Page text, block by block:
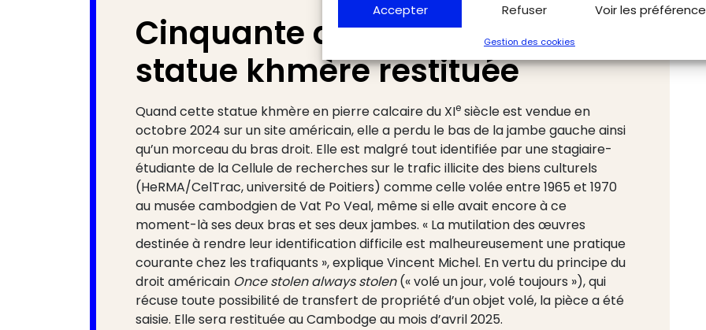
Accepter Refuser Voir les
Gestion des cookies
Cinquante ans après, une
statue khmère restituée
Quand cette statue khmère en pierre calcaire du XIe siècle est vendue en
octobre 2024 sur un site américain, elle a perdu le bas de la jambe gauche ainsi
qu’un morceau du bras droit. Elle est malgré tout identifiée par une stagiaire-
étudiante de la Cellule de recherches sur le trafic illicite des biens culturels
(HeRMA/CelTrac, université de Poitiers) comme celle volée entre 1965 et 1970
au musée cambodgien de Vat Po Veal, même si elle avait encore à ce
moment-là ses deux bras et ses deux jambes. « La mutilation des œuvres
destinée à rendre leur identification difficile est malheureusement une pratique
courante chez les trafiquants », explique Vincent Michel. En vertu du principe du
droit américain Once stolen always stolen(« volé un jour, volé toujours »), qui
récuse toute possibilité de transfert de propriété d’un objet volé, la pièce a été
saisie. Elle sera restituée au Cambodge au mois d’avril 2025.